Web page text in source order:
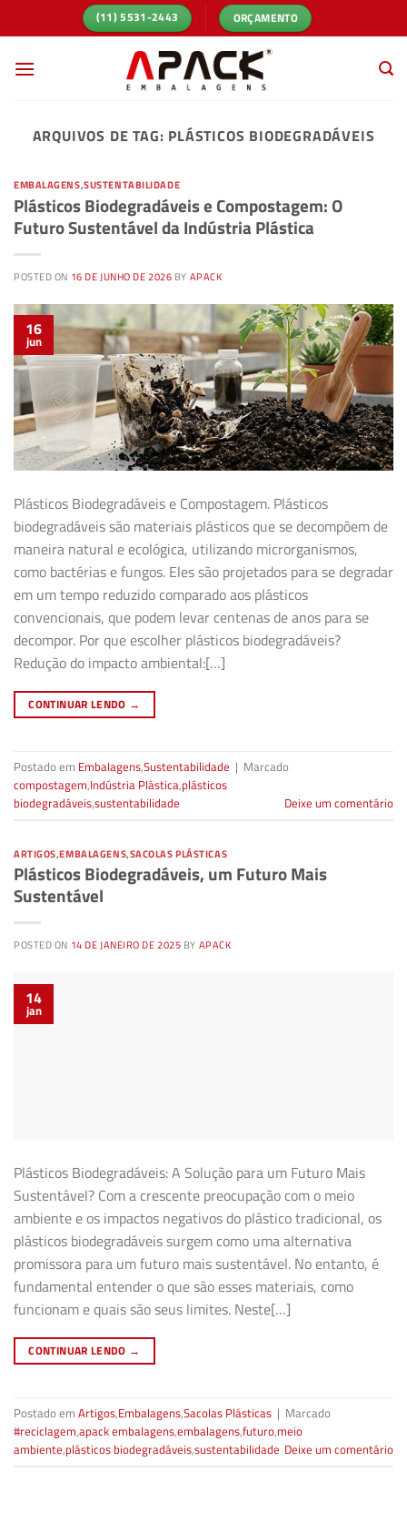
to
(11) 5531-2443 ORÇAMENTO
ARQUIVOS DE TAG: PLÁSTICOS BIODEGRADÁVEIS
EMBALAGENS,SUSTENTABILIDADE
Plásticos Biodegradáveis e Compostagem: O
Futuro Sustentável da Indústria Plástica
POSTED ON 16 DE JUNHO DE 2026 BY APACK
16
jun
Plásticos Biodegradáveis e Compostagem. Plásticos
biodegradáveis são materiais plásticos que se decompõem de
maneira natural e ecológica, utilizando microrganismos,
como bactérias e fungos. Eles são projetados para se degradar
em um tempo reduzido comparado aos plásticos
convencionais, que podem levar centenas de anos para se
decompor. Por que escolher plásticos biodegradáveis?
Redução do impacto ambiental:[…]
CONTINUAR LENDO →
Postado em Embalagens,Sustentabilidade | Marcado
compostagem,Indústria Plástica,plásticos
biodegradáveis,sustentabilidade Deixe um comentário
ARTIGOS,EMBALAGENS,SACOLAS PLÁSTICAS
Plásticos Biodegradáveis, um Futuro Mais
Sustentável
POSTED ON 14 DE JANEIRO DE 2025 BY APACK
14
jan
Plásticos Biodegradáveis: A Solução para um Futuro Mais
Sustentável? Com a crescente preocupação com o meio
ambiente e os impactos negativos do plástico tradicional, os
plásticos biodegradáveis surgem como uma alternativa
promissora para um futuro mais sustentável. No entanto, é
fundamental entender o que são esses materiais, como
funcionam e quais são seus limites. Neste[…]
CONTINUAR LENDO →
Postado em Artigos,Embalagens,Sacolas Plásticas | Marcado
#reciclagem,apack embalagens,embalagens,futuro,meio
ambiente,plásticos biodegradáveis,sustentabilidade Deixe um comentário